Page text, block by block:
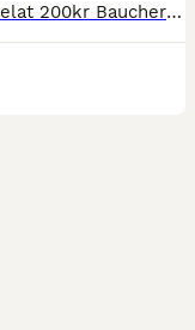
Bett i str 10,5 säljes: Baucherbett tvådelat 200kr Baucherbett tredelat 200kr Fager Lilly med fasta ringar 500kr SÅLT Spregel tredelat 200kr